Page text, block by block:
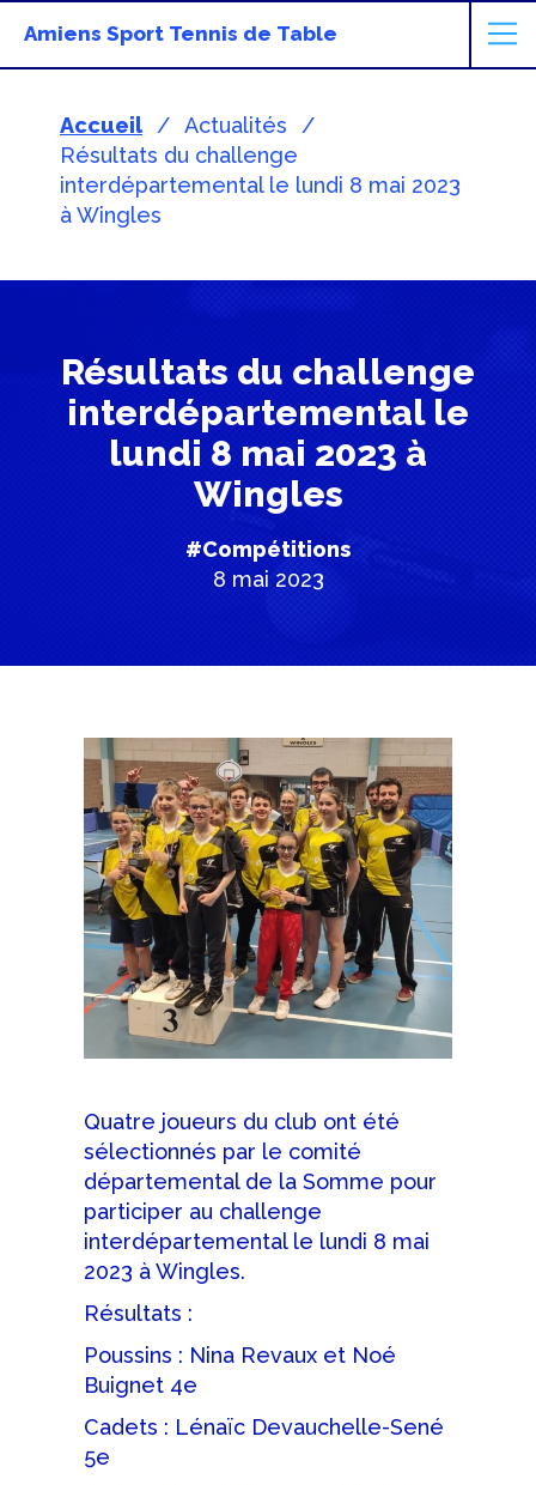
Amiens Sport Tennis de Table
Accueil
Actualités
Résultats du challenge
interdépartemental le lundi 8 mai 2023
à Wingles
Résultats du challenge
interdépartemental le
lundi 8 mai 2023 à
Wingles
#Compétitions
8 mai 2023
Quatre joueurs du club ont été
sélectionnés par le comité
départemental de la Somme pour
participer au challenge
interdépartemental le lundi 8 mai
2023 à Wingles.
Résultats :
Poussins : Nina Revaux et Noé
Buignet 4e
Cadets : Lénaïc Devauchelle-Sené
5e